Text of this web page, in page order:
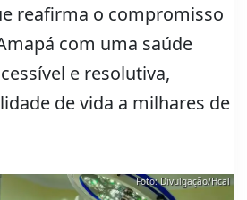
reafirma o compromisso
com uma saúde
e resolutiva,
de vida a milhares de
Foto: Divulgação/Hcal